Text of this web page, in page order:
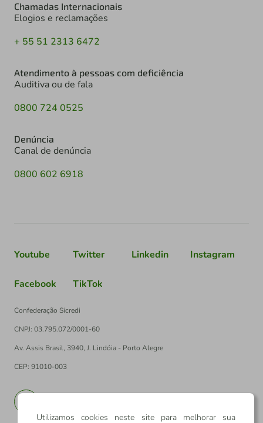
Chamadas Internacionais
Elogios e reclamações
+ 55 51 2313 6472
Atendimento à pessoas com deficiência
Auditiva ou de fala
0800 724 0525
Denúncia
Canal de denúncia
0800 602 6918
Youtube Twitter Linkedin Instagram
Facebook TikTok
Confederação Sicredi
CNPJ: 03.795.072/0001-60
Av. Assis Brasil, 3940, J. Lindóia - Porto Alegre
CEP: 91010-003
Utilizamos cookies neste site para melhorar sua